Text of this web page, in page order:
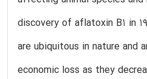
discovery of aflatoxin B1 in
are ubiquitous in nature and
economic loss as they